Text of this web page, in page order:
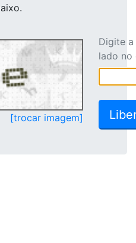
[trocar imagem]
Digite
lado no